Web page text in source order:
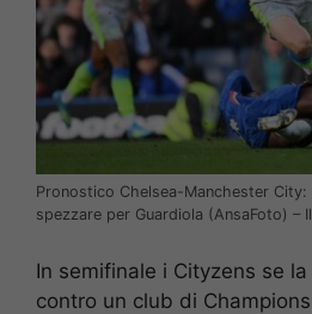
Pronostico Chelsea-Manchester City:
spezzare per Guardiola (AnsaFoto) –
In semifinale i Cityzens se
contro un club di